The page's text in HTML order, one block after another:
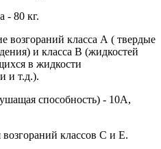
- 80 кг.
возгораний класса А ( твердые
и класса В (жидкостей
в жидкости
и т.д.).
способность) - 10А,
классов С и Е.